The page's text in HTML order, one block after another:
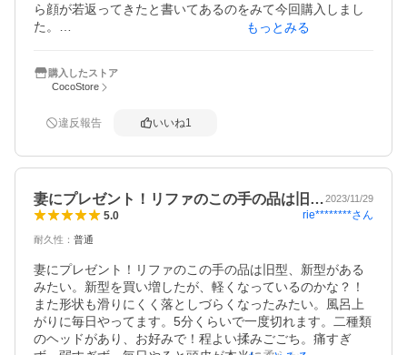
ら顔が若返ってきたと書いてあるのをみて今回購入しまし
た。
が垂れて奥二重になっていたのですが少し瞼が上がってる
気がします。ありがとうリファです。まだ髪の毛には変化
す。スペアに付いている強い刺激の方はまだ使っていませ
もっとみる
購入したストア
CocoStore
違反報告 いいね1
妻にプレゼント！リファのこの手の品は旧…2023/11/29
5.0 rie********さん
耐久性 ： 普通
妻にプレゼント！リファのこの手の品は旧型、新型がある
みたい。新型を買い増したが、軽くなっているのかな？！
また形状も滑りにくく落としづらくなったみたい。風呂上
がりに毎日やってます。5分くらいで一度切れます。二種類
のヘッドがあり、お好みで！程よい揉みごごち。痛すぎ